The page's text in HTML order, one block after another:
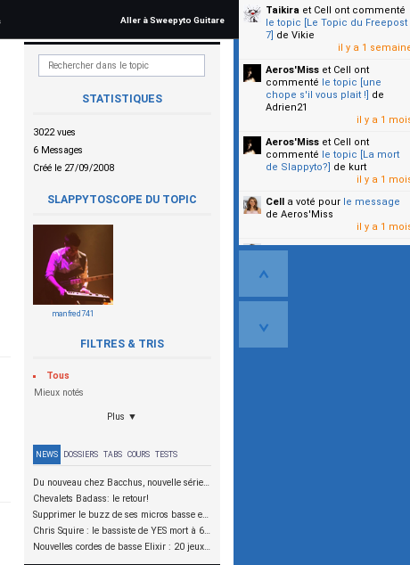
Aller à Sweepyto Guitare
STATISTIQUES
3022 vues
6 Messages
Créé le 27/09/2008
SLAPPYTOSCOPE DU TOPIC
manfred741
FILTRES & TRIS
Tous
Mieux notés
Plus ▼
NEWS DOSSIERS TABS COURS TESTS
Du nouveau chez Bacchus, nouvelle série SCD
Chevalets Badass: le retour!
Supprimer le buzz de ses micros basse en reliant les aimants à la masse
Chris Squire : le bassiste de YES mort à 67 ans
Nouvelles cordes de basse Elixir : 20 jeux à tester !
Taikira et Cell ont commenté
le topic [Le Topic du Freepost
7] de Vikie
il y a 1
Aeros'Miss et Cell ont
commenté le topic [une
chope s'il vous plait !] de
Adrien21
il y a 1
Aeros'Miss et Cell ont
commenté le topic [La mort
de Slappyto?] de kurt
il y a 1
Cell a voté pour le message
de Aeros'Miss
il y a 1
Cella voté pourle message